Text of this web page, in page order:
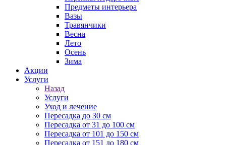
Предметы интерьера
Вазы
Травянчики
Весна
Лето
Осень
Зима
Акции
Услуги
Назад
Услуги
Уход и лечение
Пересадка до 30 см
Пересадка от 31 до 100 см
Пересадка от 101 до 150 см
Пересадка от 151 до 180 см